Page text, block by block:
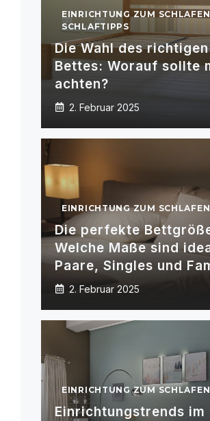
EINRICHTUNG ZUM SCHLAFEN
SCHLAFTIPPS
Die Wahl des richtigen
Bettes: Worauf sollte
achten?
2. Februar 2025
EINRICHTUNG ZUM SCHLAFEN
Die perfekte
Welche Maße sind
Paare, Singles und
2. Februar 2025
EINRICHTUNG ZUM SCHLAFEN
Einrichtungstrends im